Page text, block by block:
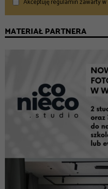
Akceptuję regulamin zawarty w
MATERIAŁ PARTNERA